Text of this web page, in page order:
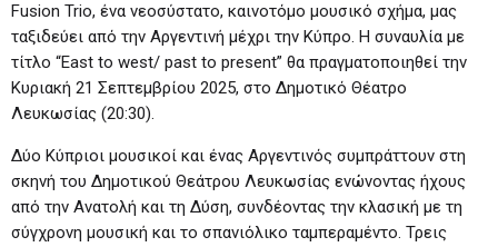
Fusion Trio, ένα νεοσύστατο, καινοτόμο μουσικό σχήμα, μας
ταξιδεύει από την Αργεντινή μέχρι την Κύπρο. Η συναυλία με
τίτλο “East to west/ past to present” θα πραγματοποιηθεί την
Κυριακή 21 Σεπτεμβρίου 2025, στο Δημοτικό Θέατρο
Λευκωσίας (20:30).
Δύο Κύπριοι μουσικοί και ένας Αργεντινός συμπράττουν στη
σκηνή του Δημοτικού Θεάτρου Λευκωσίας ενώνοντας ήχους
από την Ανατολή και τη Δύση, συνδέοντας την κλασική με τη
σύγχρονη μουσική και το σπανιόλικο ταμπεραμέντο. Τρεις